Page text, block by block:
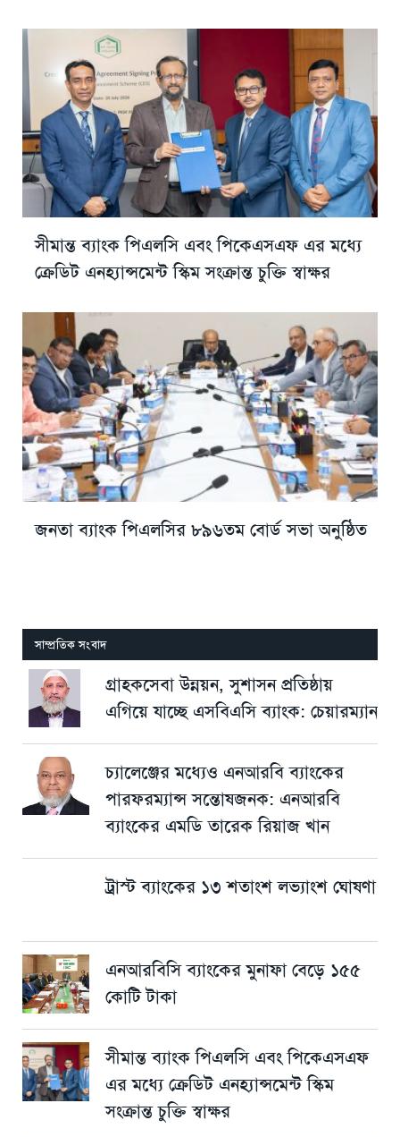
সীমান্ত ব্যাংক পিএলসি এবং পিকেএসএফ এর মধ্যে
ক্রেডিট এনহ্যান্সমেন্ট স্কিম সংক্রান্ত চুক্তি স্বাক্ষর
জনতা ব্যাংক পিএলসির ৮৯৬তম বোর্ড সভা অনুষ্ঠিত
সাম্প্রতিক সংবাদ
গ্রাহকসেবা উন্নয়ন, সুশাসন প্রতিষ্ঠায়
এগিয়ে যাচ্ছে এসবিএসি ব্যাংক: চেয়ারম্যান
চ্যালেঞ্জের মধ্যেও এনআরবি ব্যাংকের
পারফরম্যান্স সন্তোষজনক: এনআরবি
ব্যাংকের এমডি তারেক রিয়াজ খান
ট্রাস্ট ব্যাংকের ১৩ শতাংশ লভ্যাংশ ঘোষণা
এনআরবিসি ব্যাংকের মুনাফা বেড়ে ১৫৫
কোটি টাকা
সীমান্ত ব্যাংক পিএলসি এবং পিকেএসএফ
এর মধ্যে ক্রেডিট এনহ্যান্সমেন্ট স্কিম
সংক্রান্ত চুক্তি স্বাক্ষর